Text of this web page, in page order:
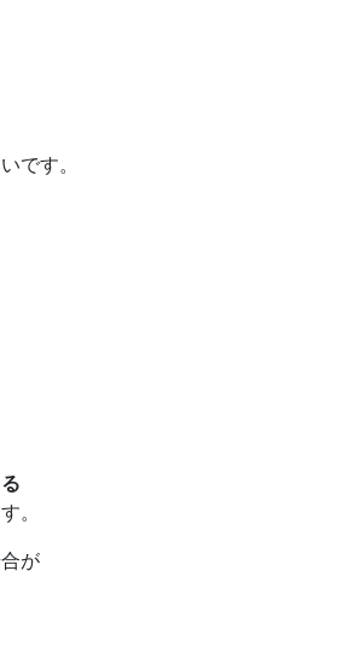
です。
。
が